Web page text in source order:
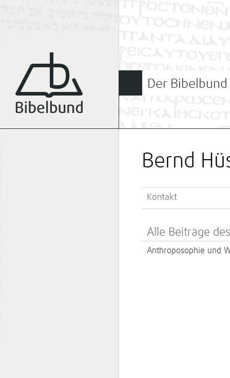
Der Bibelbund
Bernd
Kontakt
Alle Beiträge
Anthroposophie und